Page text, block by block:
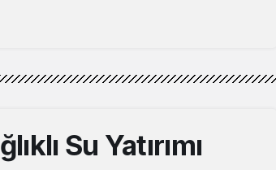
Su Yatırımı